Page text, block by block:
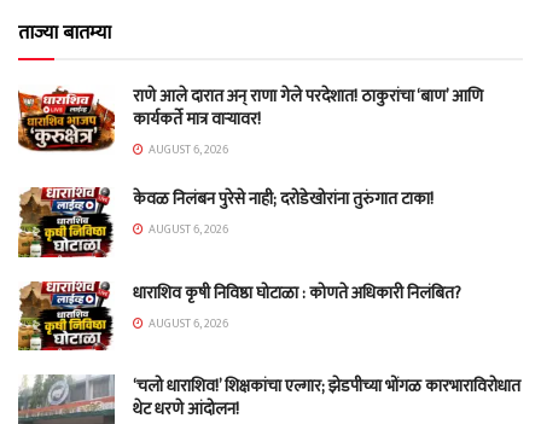
ताज्या बातम्या
राणे आले दारात अन् राणा गेले परदेशात! ठाकुरांचा ‘बाण’ आणि
कार्यकर्ते मात्र वाऱ्यावर!
AUGUST 6, 2026
केवळ निलंबन पुरेसे नाही; दरोडेखोरांना तुरुंगात टाका!
AUGUST 6, 2026
धाराशिव कृषी निविष्ठा घोटाळा : कोणते अधिकारी निलंबित?
AUGUST 6, 2026
‘चलो धाराशिव!’ शिक्षकांचा एल्गार; झेडपीच्या भोंगळ कारभाराविरोधात
थेट धरणे आंदोलन!